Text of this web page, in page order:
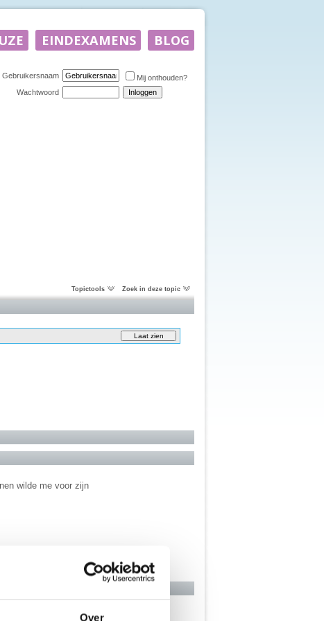
Over
Gebruikersnaam
Mij onthouden?
Wachtwoord
Topictools Zoek in deze topic
wilde me voor zijn